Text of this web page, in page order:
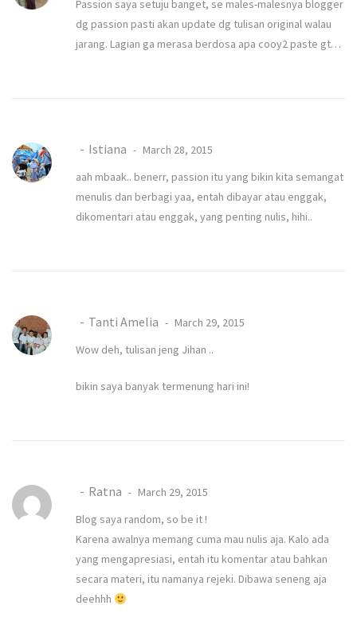
Passion saya setuju banget, se males-malesnya blogger
dg passion pasti akan update dg tulisan original walau
jarang. Lagian ga merasa berdosa apa cooy2 paste gt…
Istiana
March 28, 2015
aah mbaak.. benerr, passion itu yang bikin kita semangat
menulis dan berbagi yaa, entah dibayar atau enggak,
dikomentari atau enggak, yang penting nulis, hihi..
Tanti Amelia
March 29, 2015
Wow deh, tulisan jeng Jihan ..
bikin saya banyak termenung hari ini!
Ratna
March 29, 2015
Blog saya random, so be it !
Karena awalnya memang cuma mau nulis aja. Kalo ada
yang mengapresiasi, entah itu komentar atau bahkan
secara materi, itu namanya rejeki. Dibawa seneng aja
deehhh